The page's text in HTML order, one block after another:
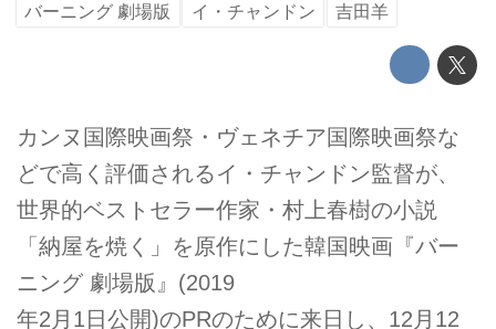
バーニング 劇場版 イ・チャンドン 吉田羊
カンヌ国際映画祭・ヴェネチア国際映画祭な
どで高く評価されるイ・チャンドン監督が、
世界的ベストセラー作家・村上春樹の小説
「納屋を焼く」を原作にした韓国映画『バー
ニング 劇場版』(2019
年2月1日公開)のPRのために来日し、12月12